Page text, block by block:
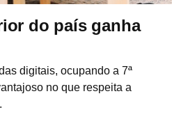
do país ganha
digitais, ocupando a 7ª
no que respeita a